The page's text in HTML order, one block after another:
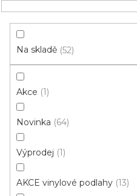
obsah
HLEDAT
restaurace
Vinyl do
Na skladě 52
Akce 1
Novinka 64
Výprodej 1
AKCE vinylové podlahy 13